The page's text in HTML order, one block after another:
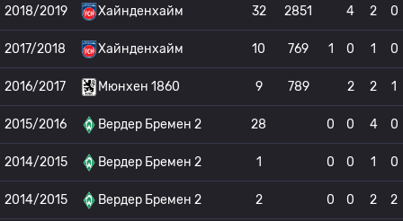
2018/2019 Хайнденхайм 32 2851 4 2 0
2017/2018 Хайнденхайм 10 769 1 0 1 0
2016/2017 Мюнхен 1860 9 789 2 2 1
2015/2016 Вердер Бремен 2 28 0 0 4 0
2014/2015 Вердер Бремен 2 1 0 0 1 0
2014/2015 Вердер Бремен 2 2 0 0 2 2